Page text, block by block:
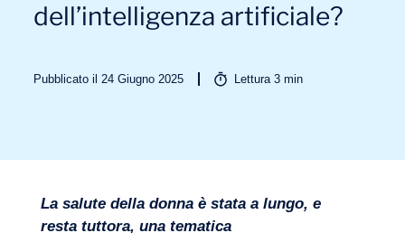
Settori
dell’intelligenza artificiale?
Pubblicato il 24 Giugno 2025 Lettura3 min
La salute della donna è stata a lungo, e
resta tuttora, una tematica